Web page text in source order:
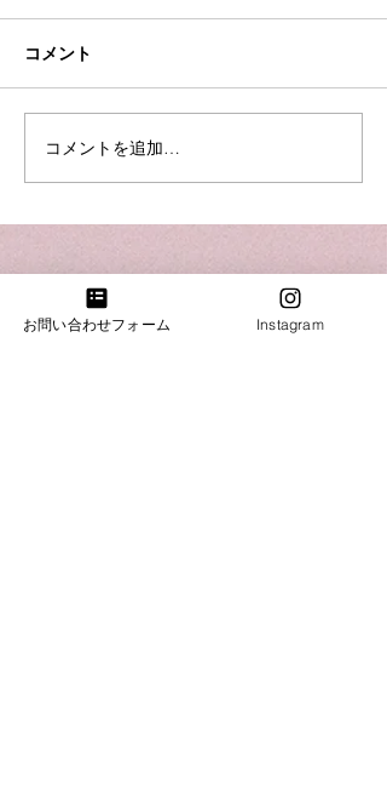
夏季休業のお知らせ
コメント
コメントを追加…
お問合わせ・試弾のご予約
お問い合わせフォーム Instagram